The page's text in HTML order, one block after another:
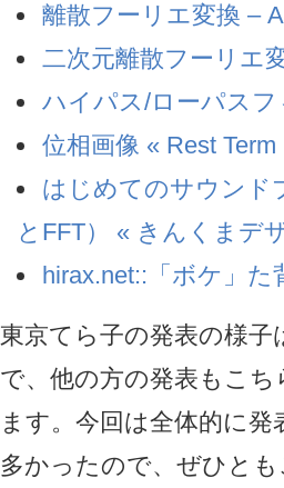
離散フーリエ変換 –
二次元離散フーリエ
ハイパス/ローパスフ
位相画像 « Rest Term
はじめてのサウンド
とFFT） « きんくまデ
hirax.net::「ボケ」た
東京てら子の発表の様
で、他の方の発表もこ
ます。今回は全体的に
多かったので、ぜひと